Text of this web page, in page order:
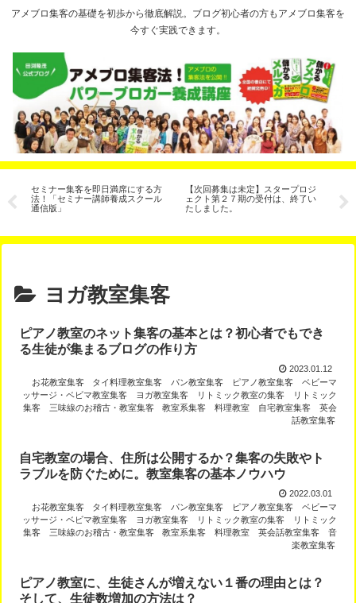
アメブロ集客の基礎を初歩から徹底解説。ブログ初心者の方もアメブロ集客を
今すぐ実践できます。
セミナー集客を即日満席にする方
法！「セミナー講師養成スクール
通信版」
【次回募集は未定】スタープロジ
ェクト第２７期の受付は、終了い
たしました。
ま
ヨガ教室集客
ピアノ教室のネット集客の基本とは？初心者でもでき
る生徒が集まるブログの作り方
2023.01.12
お花教室集客
タイ料理教室集客 パン教室集客 ピアノ教室集客
ベビーマ
ッサージ・ベビマ教室集客
ヨガ教室集客 リトミック教室の集客
リトミック
集客
三味線のお稽古・教室集客 教室系集客 料理教室 自宅教室集客
英会
話教室集客
自宅教室の場合、住所は公開するか？集客の失敗やト
ラブルを防ぐために。教室集客の基本ノウハウ
2022.03.01
お花教室集客
タイ料理教室集客 パン教室集客 ピアノ教室集客
ベビーマ
ッサージ・ベビマ教室集客
ヨガ教室集客 リトミック教室の集客
リトミック
集客
三味線のお稽古・教室集客 教室系集客 料理教室 英会話教室集客
音
楽教室集客
ピアノ教室に、生徒さんが増えない１番の理由とは？
そして、生徒数増加の方法は？